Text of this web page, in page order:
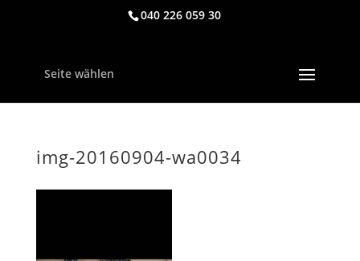
040 226 059 30
Seite wählen
img-20160904-wa0034